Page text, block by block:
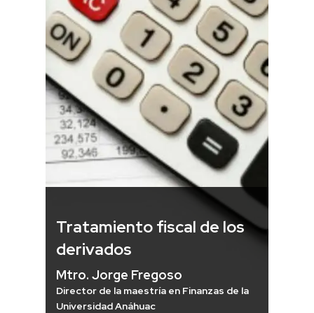
Tratamiento fiscal de los
derivados
Mtro. Jorge Fregoso
Director de la maestría en Finanzas de la
Universidad Anáhuac